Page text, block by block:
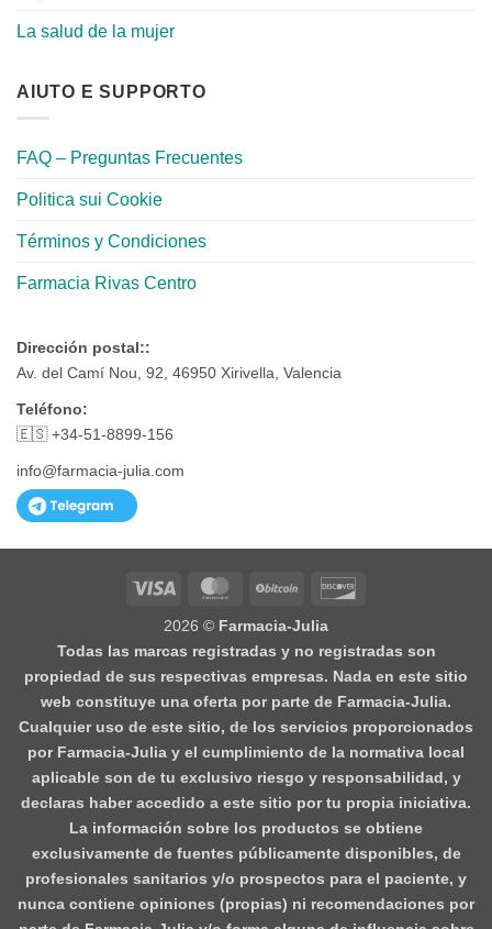
La salud de la mujer
AIUTO E SUPPORTO
FAQ – Preguntas Frecuentes
Politica sui Cookie
Términos y Condiciones
Farmacia Rivas Centro
Dirección postal::
Av. del Camí Nou, 92, 46950 Xirivella, Valencia
Teléfono:
🇪🇸 +34-51-8899-156
info@farmacia-julia.com
Visa MasterCardBitCoin
2026 © Farmacia-Julia
Todas las marcas registradas y no registradas son
propiedad de sus respectivas empresas. Nada en este sitio
web constituye una oferta por parte de Farmacia-Julia.
Cualquier uso de este sitio, de los servicios proporcionados
por Farmacia-Julia y el cumplimiento de la normativa local
aplicable son de tu exclusivo riesgo y responsabilidad, y
declaras haber accedido a este sitio por tu propia iniciativa.
La información sobre los productos se obtiene
exclusivamente de fuentes públicamente disponibles, de
profesionales sanitarios y/o prospectos para el paciente, y
nunca contiene opiniones (propias) ni recomendaciones por